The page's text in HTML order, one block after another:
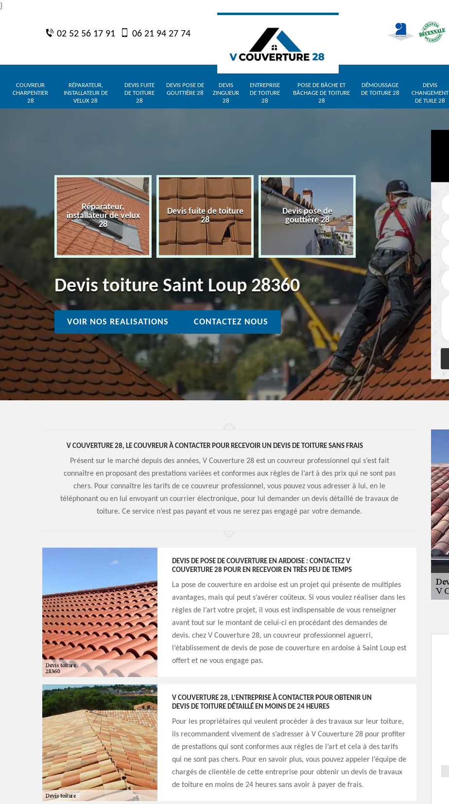
}
02 52 56 17 91 06 21 94 27 74
COUVREUR
CHARPENTIER
28
RÉPARATEUR,
INSTALLATEUR DE
VELUX 28
DEVIS FUITE
DE TOITURE
28
DEVIS POSE DE
GOUTTIÈRE 28
DEVIS
ZINGUEUR
28
ENTREPRISE
DE TOITURE
28
POSE DE BÂCHE ET
BÂCHAGE DE TOITURE
28
DÉMOUSSAGE
DE TOITURE 28
DEVIS
CHANGEMENT
DE TUILE 28
Réparateur,
installateur de velux
28
Devis fuite de toiture
28
Devis pose de
gouttière 28
Devis zingueur 28
Devis toiture Saint Loup 28360
VOIR NOS REALISATIONS CONTACTEZ NOUS
V COUVERTURE 28, LE COUVREUR À CONTACTER POUR RECEVOIR UN DEVIS DE TOITURE SANS FRAIS
Présent sur le marché depuis des années, V Couverture 28 est un couvreur professionnel qui s’est fait
connaître en proposant des prestations variées et conformes aux règles de l’art à des prix qui ne sont pas
chers. Pour connaître les tarifs de ce couvreur professionnel, vous pouvez vous adresser à lui, en le
téléphonant ou en lui envoyant un courrier électronique, pour lui demander un devis détaillé de travaux de
toiture. Ce service n’est pas payant et vous ne serez pas engagé par votre demande.
DEVIS DE POSE DE COUVERTURE EN ARDOISE : CONTACTEZ V
COUVERTURE 28 POUR EN RECEVOIR EN TRÈS PEU DE TEMPS
La pose de couverture en ardoise est un projet qui présente de multiples
avantages, mais qui peut s’avérer coûteux. Si vous voulez réaliser dans les
règles de l’art votre projet, il vous est indispensable de vous renseigner
avant tout sur le montant de celui-ci en procédant des demandes de
devis. chez V Couverture 28, un couvreur professionnel aguerri,
l’établissement de devis de pose de couverture en ardoise à Saint Loup est
offert et ne vous engage pas.
V COUVERTURE 28, L’ENTREPRISE À CONTACTER POUR OBTENIR UN
DEVIS DE TOITURE DÉTAILLÉ EN MOINS DE 24 HEURES
Pour les propriétaires qui veulent procéder à des travaux sur leur toiture,
ils recommandent vivement de s’adresser à V Couverture 28 pour profiter
de prestations qui sont conformes aux règles de l’art et cela à des tarifs
qui ne sont pas chers. Pour en savoir plus, vous pouvez appeler l’équipe de
chargés de clientèle de cette entreprise pour obtenir un devis de travaux
de toiture en moins de 24 heures sans avoir à payer de frais.